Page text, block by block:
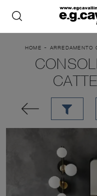
HOME - ARREDAMENTO